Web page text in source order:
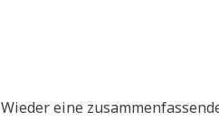
Wie­der eine